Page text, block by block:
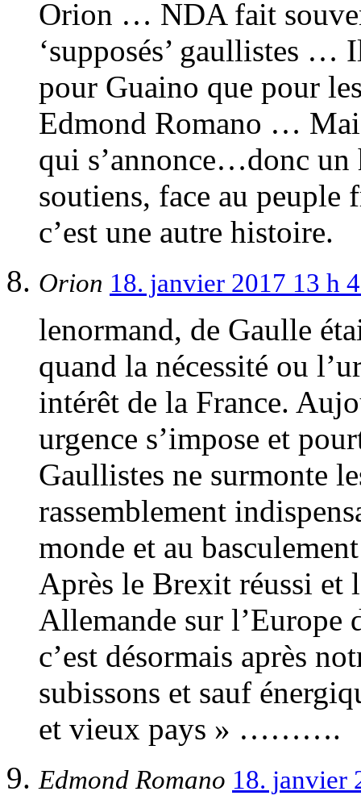
Orion … NDA fait
‘supposés’ gaullistes …
pour Guaino que pour
Edmond Romano …
qui s’annonce…donc un
soutiens, face au peuple
c’est une autre histoire.
Orion 18. janvier 2017 13 h
lenormand, de Gaulle
quand la nécessité ou
intérêt de la France.
urgence s’impose et
Gaullistes ne surmonte
rassemblement
monde et au
Après le Brexit réussi et
Allemande sur l’Europe
c’est désormais après
subissons et sauf
et vieux pays » ……….
Edmond Romano 18. janvier